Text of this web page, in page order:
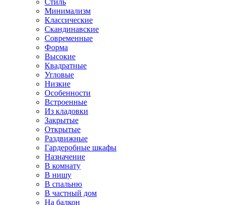
Стиль
Минимализм
Классические
Скандинавские
Современные
Форма
Высокие
Квадратные
Угловые
Низкие
Особенности
Встроенные
Из кладовки
Закрытые
Открытые
Раздвижные
Гардеробные шкафы
Назначение
В комнату
В нишу
В спальню
В частный дом
На балкон